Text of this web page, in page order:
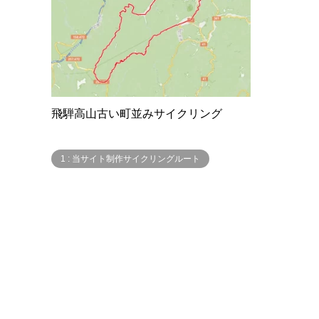
飛騨高山古い町並みサイクリング
1 : 当サイト制作サイクリングルート